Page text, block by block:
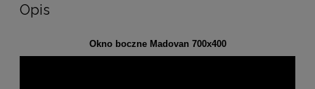
Opis
Okno boczne Madovan 700x400